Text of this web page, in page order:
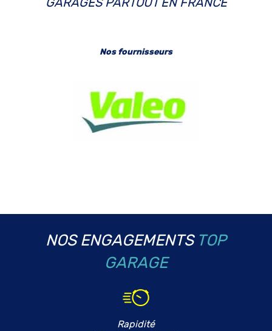
Nos fournisseurs
NOS ENGAGEMENTS TOP
GARAGE
Rapidité